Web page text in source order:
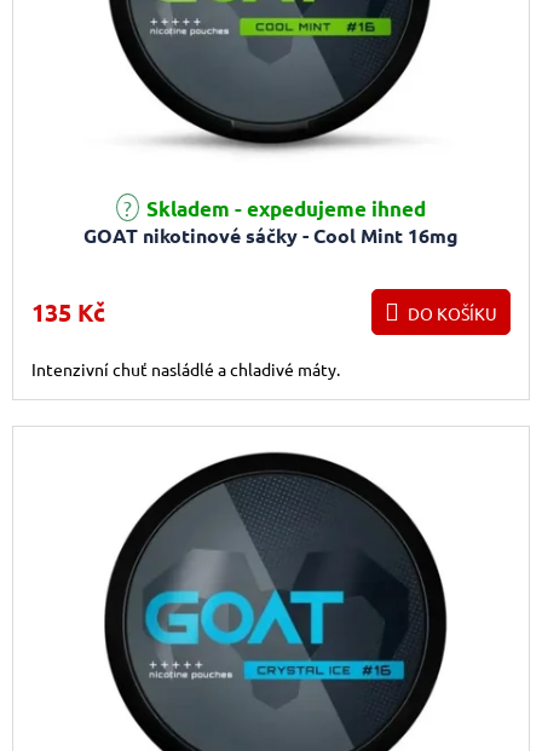
GOAT nikotinové sáčky - Cool Mint 16mg
Skladem - expedujeme ihned
135 Kč DO KOŠÍKU
Intenzivní chuť nasládlé a chladivé máty.